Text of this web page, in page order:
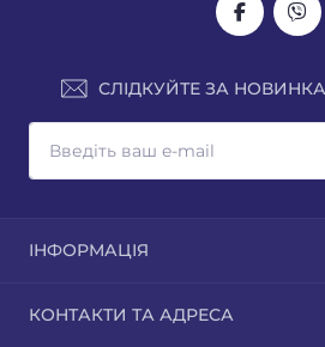
СЛІДКУЙТЕ ЗА
ІНФОРМАЦІЯ
Доставка
КОНТАКТИ ТА АДРЕСА